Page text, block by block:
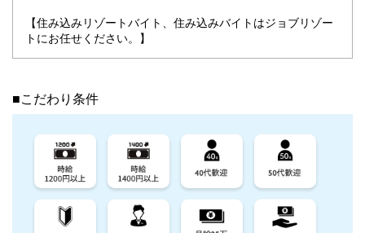
【住み込みリゾートバイト、住み込みバイトはジョブリゾー
トにお任せください。】
■こだわり条件